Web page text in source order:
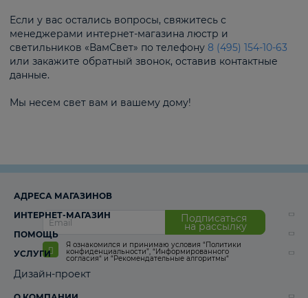
Если у вас остались вопросы, свяжитесь с
менеджерами интернет-магазина люстр и
светильников «ВамСвет» по телефону 8 (495) 154-10-63
или закажите обратный звонок, оставив контактные
данные.
Мы несем свет вам и вашему дому!
Подписаться
на рассылку
Я ознакомился и принимаю условия “Политики
конфиденциальности”, “Информированного
согласия“ и “Рекомендательные алгоритмы“
АДРЕСА МАГАЗИНОВ
ИНТЕРНЕТ-МАГАЗИН
ПОМОЩЬ
УСЛУГИ
Дизайн-проект